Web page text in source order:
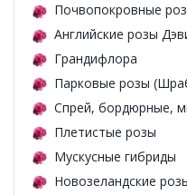
Почвопокровные
Английские розы
Грандифлора
Парковые розы
Спрей, бордюрные,
Плетистые розы
Мускусные гибриды
Новозеландские